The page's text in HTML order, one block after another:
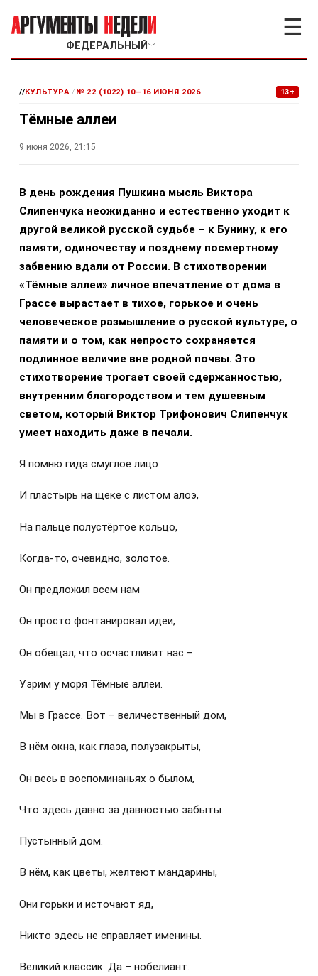
ФЕДЕРАЛЬНЫЙ ﹀
☰
//КУЛЬТУРА / № 22 (1022) 10–16 ИЮНЯ 2026 13+
Тёмные аллеи
9 июня 2026, 21:15
В день рождения Пушкина мысль Виктора
Слипенчука неожиданно и естественно уходит к
другой великой русской судьбе – к Бунину, к его
памяти, одиночеству и позднему посмертному
забвению вдали от России. В стихотворении
«Тёмные аллеи» личное впечатление от дома в
Грассе вырастает в тихое, горькое и очень
человеческое размышление о русской культуре, о
памяти и о том, как непросто сохраняется
подлинное величие вне родной почвы. Это
стихотворение трогает своей сдержанностью,
внутренним благородством и тем душевным
светом, который Виктор Трифонович Слипенчук
умеет находить даже в печали.
Я помню гида смуглое лицо
И пластырь на щеке с листом алоэ,
На пальце полустёртое кольцо,
Когда-то, очевидно, золотое.
Он предложил всем нам
Он просто фонтанировал идеи,
Он обещал, что осчастливит нас –
Узрим у моря Тёмные аллеи.
Мы в Грассе. Вот – величественный дом,
В нём окна, как глаза, полузакрыты,
Он весь в воспоминаньях о былом,
Что здесь давно за давностью забыты.
Пустынный дом.
В нём, как цветы, желтеют мандарины,
Они горьки и источают яд,
Никто здесь не справляет именины.
Великий классик. Да – нобелиант.